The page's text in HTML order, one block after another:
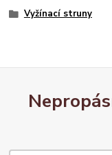
Vyžínací struny